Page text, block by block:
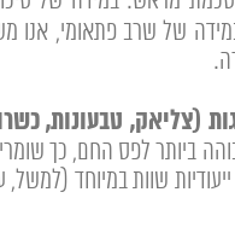
(צליאק, טבעונות,
ביותר לפס החם, כך שומרי
שוות במיוחד